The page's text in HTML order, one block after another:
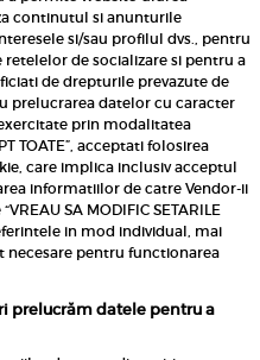
nr. 821/25.09.2025.
minorilor.
continutul si anunturile
si/sau profilul dvs., pentru
de socializare si pentru a
de drepturile prevazute de
prelucrarea datelor cu caracter
prin modalitatea
TOATE”, acceptati folosirea
care implica inclusiv acceptul
informatiilor de catre Vendor-ii
SA MODIFIC SETARILE
in mod individual, mai
necesare pentru functionarea
prelucrăm datele pentru a